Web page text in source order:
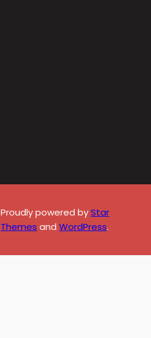
Proudly powered byStar
Themes andWordPress.